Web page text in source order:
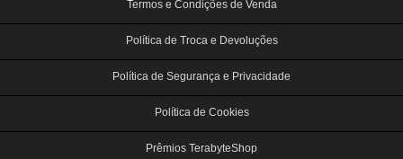
Termos e Condições de Venda
Política de Troca e Devoluções
Política de Segurança e Privacidade
Política de Cookies
Prêmios TerabyteShop